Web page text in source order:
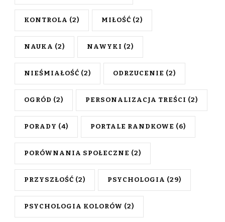
KONTROLA (2) MIŁOŚĆ (2)
NAUKA (2) NAWYKI (2)
NIEŚMIAŁOŚĆ (2) ODRZUCENIE (2)
OGRÓD (2) PERSONALIZACJA TREŚCI (2)
PORADY (4) PORTALE RANDKOWE (6)
PORÓWNANIA SPOŁECZNE (2)
PRZYSZŁOŚĆ (2) PSYCHOLOGIA (29)
PSYCHOLOGIA KOLORÓW (2)